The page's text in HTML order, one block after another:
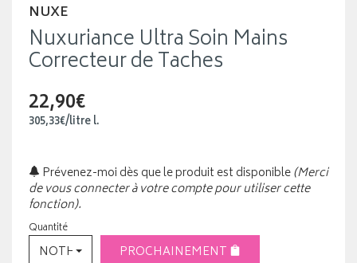
NUXE
Nuxuriance Ultra Soin Mains
Correcteur de Taches
22,90€
305,33€/litrel.
Prévenez-moi dès que le produit est disponible(Merci
de vous connecter à votre compte pour utiliser cette
fonction).
Quantité
NOTHING SELECTEDPROCHAINEMENT